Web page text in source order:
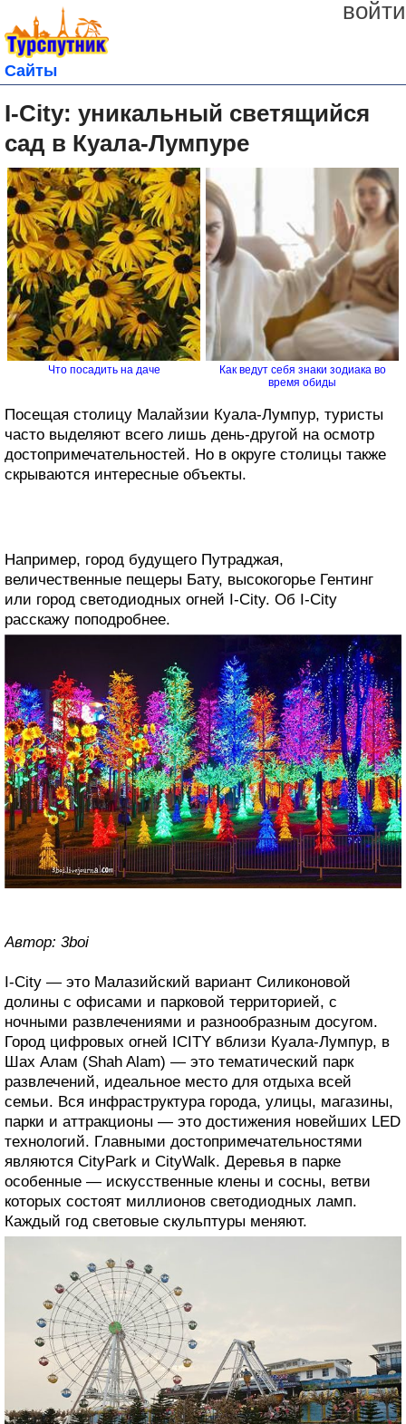
войти
Сайты
I-City: уникальный светящийся
сад в Куала-Лумпуре
Что посадить на даче
Как ведут себя знаки зодиака во
время обиды
Посещая столицу Малайзии Куала-Лумпур, туристы
часто выделяют всего лишь день-другой на осмотр
достопримечательностей. Но в округе столицы также
скрываются интересные объекты.
Например, город будущего Путраджая,
величественные пещеры Бату, высокогорье Гентинг
или город светодиодных огней I-City. Об I-City
расскажу поподробнее.
Автор: 3boi
I-City — это Малазийский вариант Силиконовой
долины с офисами и парковой территорией, с
ночными развлечениями и разнообразным досугом.
Город цифровых огней ICITY вблизи Куала-Лумпур, в
Шах Алам (Shah Alam) — это тематический парк
развлечений, идеальное место для отдыха всей
семьи. Вся инфраструктура города, улицы, магазины,
парки и аттракционы — это достижения новейших LED
технологий. Главными достопримечательностями
являются CityPark и CityWalk. Деревья в парке
особенные — искусственные клены и сосны, ветви
которых состоят миллионов светодиодных ламп.
Каждый год световые скульптуры меняют.